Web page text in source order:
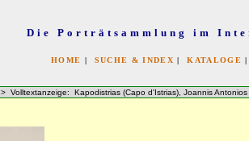
Die Porträtsammlung im
HOME | SUCHE & INDEX |KATALOGE
> Volltextanzeige: Kapodistrias (Capo d'Istrias), Joannis Antonios